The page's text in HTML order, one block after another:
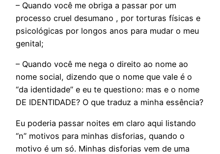
– Quando você me obriga a passar por um
processo cruel desumano , por torturas físicas e
psicológicas por longos anos para mudar o meu
genital;
– Quando você me nega o direito ao nome ao
nome social, dizendo que o nome que vale é o
“da identidade” e eu te questiono: mas e o nome
DE IDENTIDADE? O que traduz a minha essência?
Eu poderia passar noites em claro aqui listando
“n” motivos para minhas disforias, quando o
motivo é um só. Minhas disforias vem de uma